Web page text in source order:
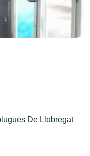
De Llobregat